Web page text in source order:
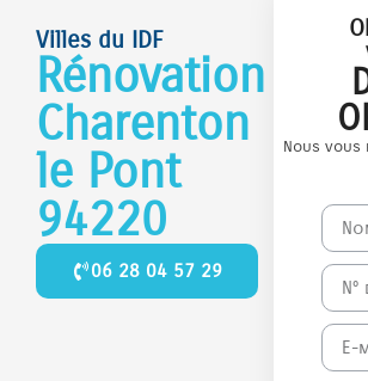
Villes du IDF
Rénovation
Charenton
le Pont
94220
06 28 04 57 29
Nous